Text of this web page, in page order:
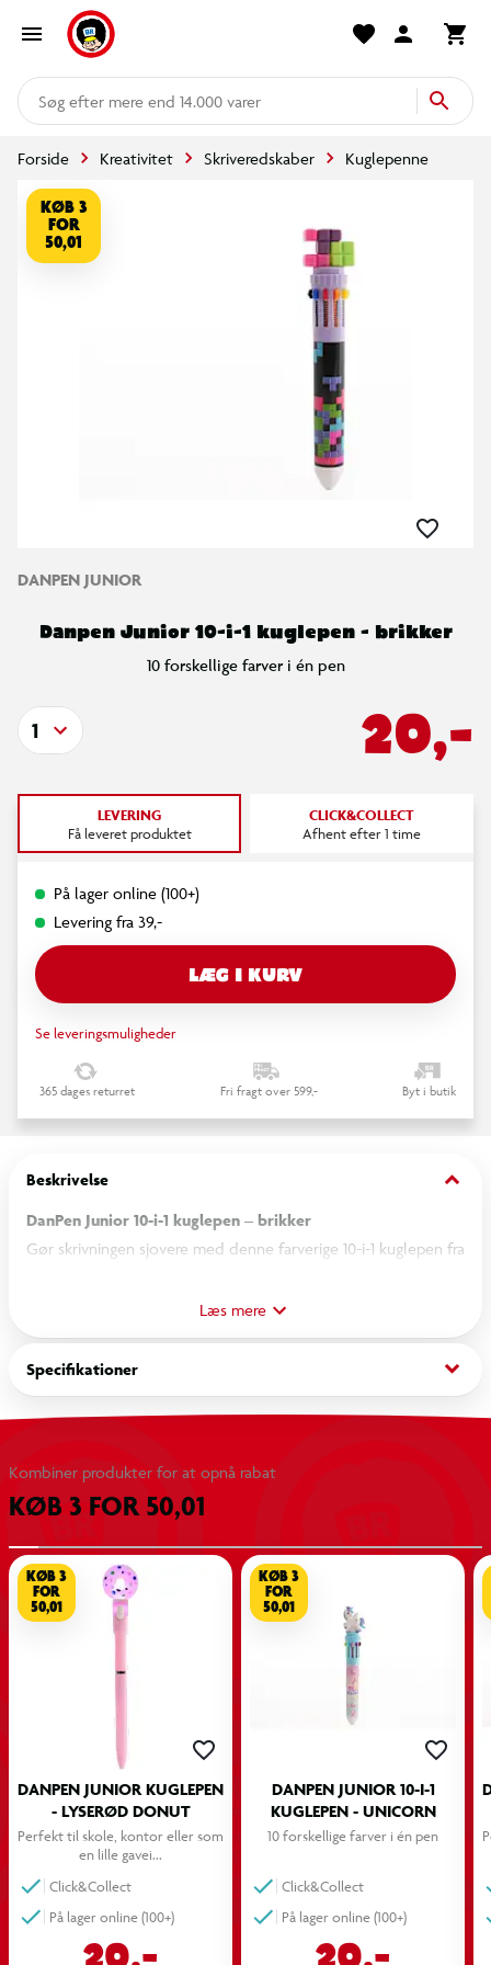
mere end 14.000 varer
Forside Kreativitet Skriveredskaber Kuglepenne
KØB 3
FOR
50,01
DANPEN JUNIOR
Danpen Junior 10-i-1 kuglepen - brikker
10 forskellige farver i én pen
20,-
1
LEVERING
Få leveret produktet
CLICK&COLLECT
Afhent efter 1 time
På lager online (100+)
Levering fra 39,-
LÆG I KURV
Se leveringsmuligheder
365 dages returret Fri fragt over 599,- Byt i butik
Beskrivelse keyboard_arrow_down
DanPen Junior 10-i-1 kuglepen – brikker
Gør skrivningen sjovere med denne farverige 10-i-1 kuglepen fra
én praktisk pen, så du nemt kan skifte mellem farverne med et
enkelt tryk.
Den er ideel til skole, noter, kreative opgaver eller
farvekodning af tekst. Det legende design med brikker giver
nem at finde i penalhuset eller på skrivebordet.
10 forskellige farver i én kuglepen
Nem farveskift med trykknapper
Farverig og sjovt brikke-inspireret design
Praktisk løsning til penalhus eller skrivebord
Læs mere
Specifikationer keyboard_arrow_down
Kombiner produkter for at opnå rabat
KØB 3 FOR 50,01
KØB 3
FOR
50,01
DANPEN JUNIOR KUGLEPEN
- LYSERØD DONUT
Perfekt til skole, kontor eller som
en lille gavei...
Click&Collect
På lager online (100+)
KØB 3
FOR
50,01
DANPEN JUNIOR 10-I-1
KUGLEPEN - UNICORN
10 forskellige farver i én pen
Click&Collect
På lager online (100+)